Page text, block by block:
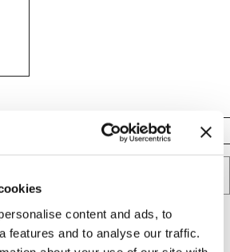
content and ads, to
features and to analyse our traffic.
XL XXL
beliebtesten Kollektionen, und es ist leicht zu